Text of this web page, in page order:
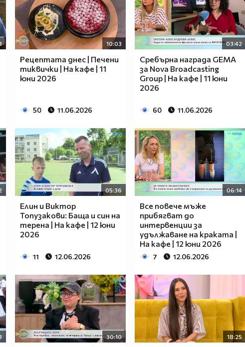
10:03
Рецептата днес | Печени
тиквички | На кафе | 11
юни 2026
50 11.06.2026
03:42
Сребърна награда GEMA
за Nova Broadcasting
Group | На кафе | 11 юни
2026
60 11.06.2026
05:36
Елин и Виктор
Топузакови: Баща и син на
терена | На кафе | 12 юни
2026
11 12.06.2026
06:14
Все повече мъже
прибягват до
интервенции за
удължаване на краката |
На кафе | 12 юни 2026
7 12.06.2026
30:10 18:25